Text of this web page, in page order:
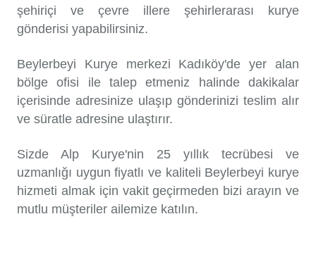
şehiriçi ve çevre illere şehirlerarası kurye
gönderisi yapabilirsiniz.
Beylerbeyi Kurye merkezi Kadıköy'de yer alan
bölge ofisi ile talep etmeniz halinde dakikalar
içerisinde adresinize ulaşıp gönderinizi teslim alır
ve süratle adresine ulaştırır.
Sizde Alp Kurye'nin 25 yıllık tecrübesi ve
uzmanlığı uygun fiyatlı ve kaliteli Beylerbeyi kurye
hizmeti almak için vakit geçirmeden bizi arayın ve
mutlu müşteriler ailemize katılın.